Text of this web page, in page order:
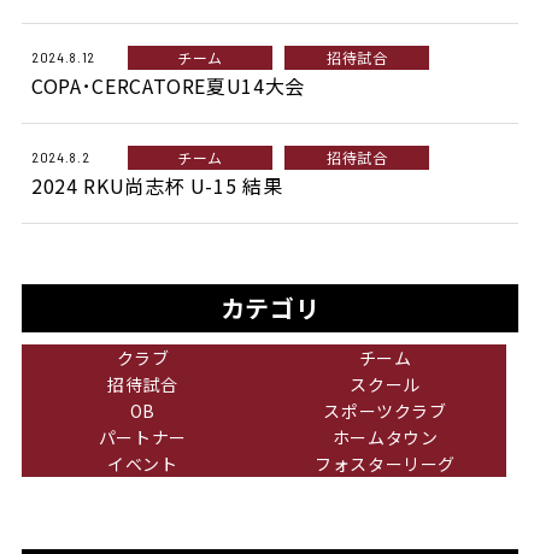
2024.8.12 チーム 招待試合
COPA･CERCATORE夏U14大会
2024.8.2 チーム 招待試合
2024 RKU尚志杯 U-15 結果
カテゴリ
クラブ
チーム
招待試合
スクール
OB
スポーツクラブ
パートナー
ホームタウン
イベント
フォスターリーグ